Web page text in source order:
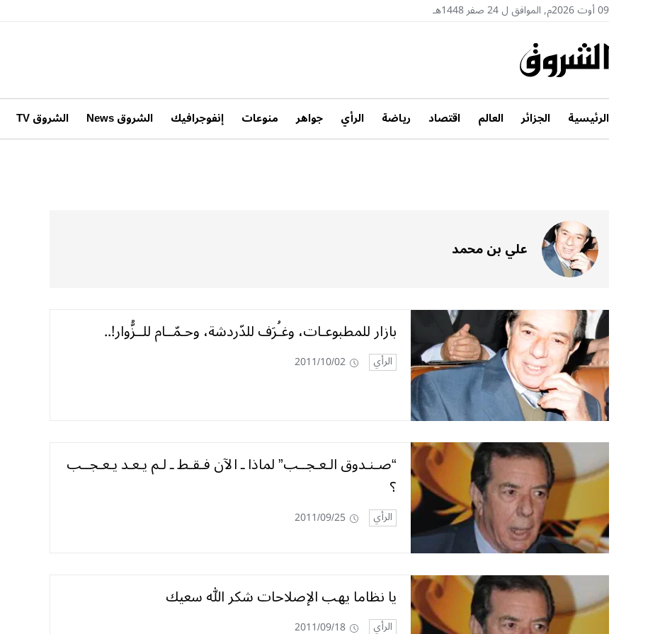
09 أوت 2026م, الموافق ل 24 صفر 1448هـ
الرئيسية الجزائر العالم اقتصاد رياضة الرأي جواهر منوعات إنفوجرافيك الشروق News الشروق TV
علي بن محمد
بازار للمطبوعـات، وغـُرَف للدّردشة، وحـمّــام للــزُّوار!..
الرأي 2011/10/02
“صـنـدوق الـعـجــب” لماذا ـ الآن فـقـط ـ لـم يـعـد يـعـجــب
؟
الرأي 2011/09/25
يا نظاما يهب الإصلاحات شكر الله سعيك
الرأي 2011/09/18